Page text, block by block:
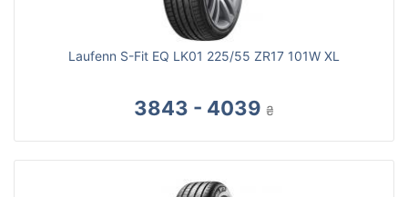
Laufenn S-Fit EQ LK01 225/55 ZR17 101W XL
3843 - 4039 ₴